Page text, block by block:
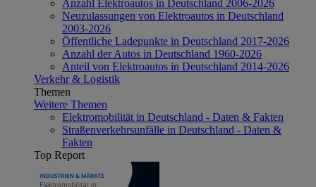
Anzahl Elektroautos in Deutschland 2006-2026
Neuzulassungen von Elektroautos in Deutschland
2003-2026
Öffentliche Ladepunkte in Deutschland 2017-2026
Anzahl der Autos in Deutschland 1960-2026
Anteil von Elektroautos in Deutschland 2014-2026
Verkehr & Logistik
Themen
Weitere Themen
Elektromobilität in Deutschland - Daten & Fakten
Straßenverkehrsunfälle in Deutschland - Daten &
Fakten
Top Report